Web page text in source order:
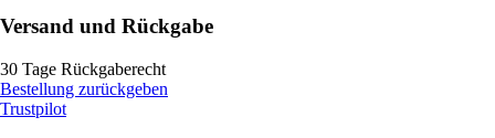
Versand und Rückgabe
30 Tage Rückgaberecht
Bestellung zurückgeben
Trustpilot